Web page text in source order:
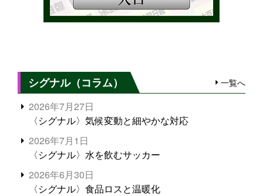
シグナル（コラム） 一覧へ
2026年7月27日
〈シグナル〉気候変動と細やかな対応
2026年7月1日
〈シグナル〉水を飲むサッカー
2026年6月30日
〈シグナル〉食品ロスと温暖化